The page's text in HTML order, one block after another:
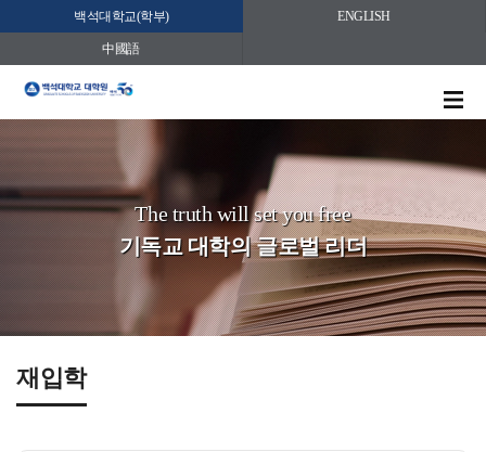
백석대학교(학부) ENGLISH
中國語
The truth will set you free
기독교 대학의 글로벌 리더
재입학